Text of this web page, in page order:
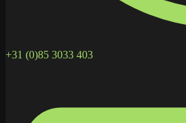
+31 (0)85 3033 403